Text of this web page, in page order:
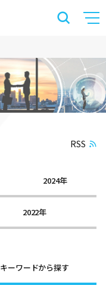
RSS
2024年
2022年
キーワードから探す